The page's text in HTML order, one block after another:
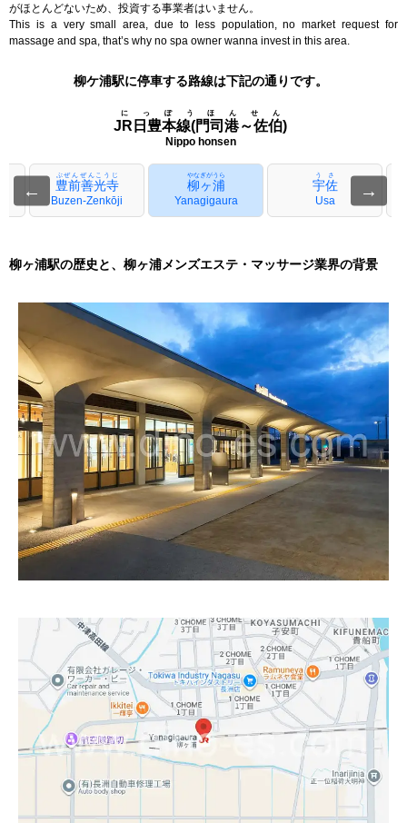
がほとんどないため、投資する事業者はいません。
This is a very small area, due to less population, no market request for
massage and spa, that’s why no spa owner wanna invest in this area.
柳ケ浦駅に停車する路線は下記の通りです。
JR日豊本線(門司港～佐伯)
にっぽうほんせん
Nippo honsen
← 豊前善光寺
ぶぜんぜんこうじ
Buzen-Zenkōji
柳ヶ浦
やなぎがうら
Yanagigaura
宇佐
うさ
Usa
→
柳ヶ浦駅の歴史と、柳ヶ浦メンズエステ・マッサージ業界の背景